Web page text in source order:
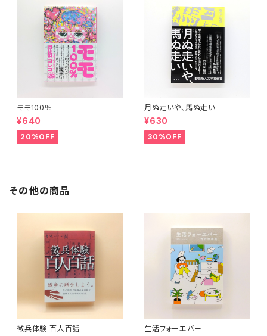
モモ100％
¥640
20%OFF
月ぬ走いや、馬ぬ走い
¥630
30%OFF
その他の商品
徴兵体験 百人百話 生活フォーエバー